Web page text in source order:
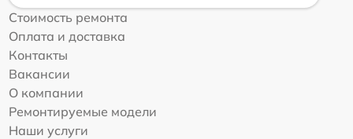
Стоимость ремонта
Оплата и доставка
Контакты
Вакансии
О компании
Ремонтируемые модели
Наши услуги